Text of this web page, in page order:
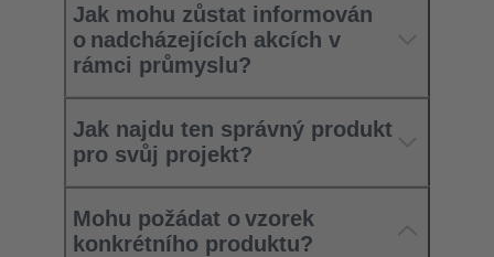
Jak mohu zůstat informován
o nadcházejících akcích v
rámci průmyslu?
Jak najdu ten správný produkt
pro svůj projekt?
Mohu požádat o vzorek
konkrétního produktu?